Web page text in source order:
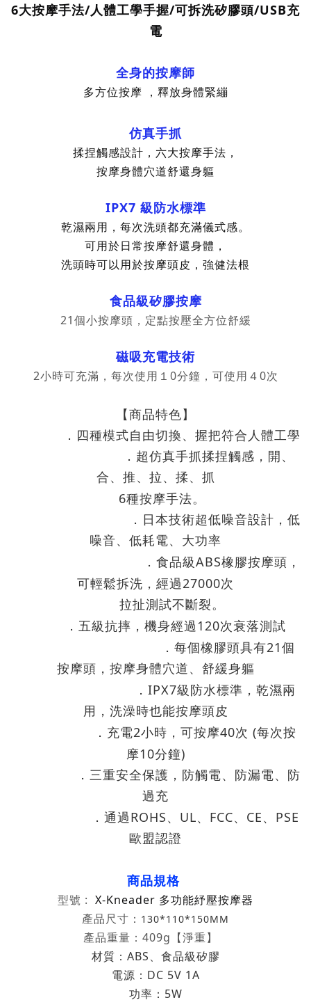
6大按摩手法/人體工學手握/可拆洗矽膠頭/USB充
電
全身的按摩師
多方位按摩 ，釋放身體緊繃
仿真手抓
揉捏觸感設計，六大按摩手法，
按摩身體穴道舒還身軀
IPX7 級防水標準
乾濕兩用， 每次洗頭都充滿儀式感。
可用於日常按摩舒還身體，
洗頭時可以用於按摩頭皮，強健法根
食品級矽膠按摩
21個小按摩頭，定點按壓全方位舒緩
磁吸充電技術
2小時可充滿，每次使用１0分鐘， 可使用４0次
【商品特色】
．四種模式自由切換、握把符合人體工學
．超仿真手抓揉捏觸感，開、
合、推、拉、揉、抓
6種按摩手法。
．日本技術超低噪音設計，低
噪音、低耗電、大功率
．食品級ABS橡膠按摩頭，
可輕鬆拆洗，經過27000次
拉扯測試不斷裂。
．五級抗摔，機身經過 120次衰落測試
．每個橡膠頭具有21 個
按摩頭，按摩身體穴道、舒緩身軀
． IPX7級防水標準，乾濕兩
用，洗澡時也能按摩頭皮
．充電2小時，可按摩40次 (每次按
摩10分鐘)
．三重安全保護，防觸電、防漏電、防
過充
．通過 ROHS 、 UL、 FCC、 CE 、 PSE
歐盟認證
商品規格
型號 : X-Kneader 多功能紓壓按摩器
產品尺寸： 130*110*150MM
產品重量：409g【淨重】
材質： ABS 、食品級矽膠
電源： DC 5V 1A
功率： 5W